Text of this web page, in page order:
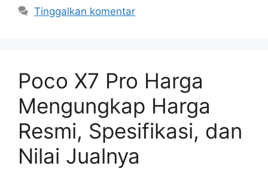
Tinggalkan komentar
Poco X7 Pro Harga
Mengungkap Harga
Resmi, Spesifikasi, dan
Nilai Jualnya